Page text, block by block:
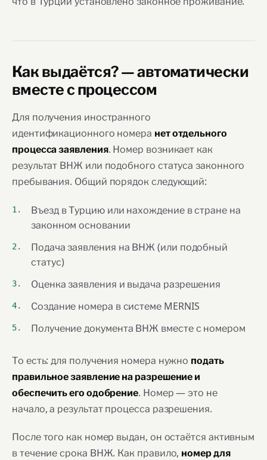
Как выдаётся? — автоматически
вместе с процессом
Для получения иностранного
идентификационного номера нет отдельного
процесса заявления. Номер возникает как
результат ВНЖ или подобного статуса законного
пребывания. Общий порядок следующий:
Въезд в Турцию или нахождение в стране на
законном основании
Подача заявления на ВНЖ (или подобный
статус)
Оценка заявления и выдача разрешения
Создание номера в системе MERNIS
Получение документа ВНЖ вместе с номером
То есть: для получения номера нужно подать
правильное заявление на разрешение и
обеспечить его одобрение. Номер — это не
начало, а результат процесса разрешения.
После того как номер выдан, он остаётся активным
в течение срока ВНЖ. Как правило, номер для